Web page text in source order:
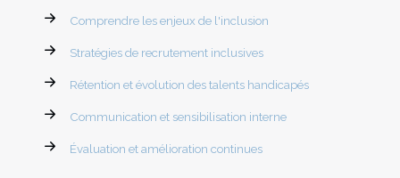
Comprendre les enjeux de l'inclusion
Stratégies de recrutement inclusives
Rétention et évolution des talents handicapés
Communication et sensibilisation interne
Évaluation et amélioration continues